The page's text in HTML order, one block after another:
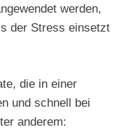
werden,
der Stress einsetzt
die in einer
und schnell bei
anderem: